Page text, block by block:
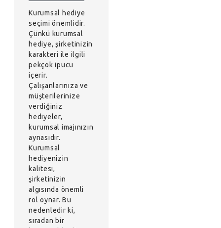
Kurumsal hediye
seçimi önemlidir.
Çünkü kurumsal
hediye, şirketinizin
karakteri ile ilgili
pekçok ipucu
içerir.
Çalışanlarınıza ve
müşterilerinize
verdiğiniz
hediyeler,
kurumsal imajınızın
aynasıdır.
Kurumsal
hediyenizin
kalitesi,
şirketinizin
algısında önemli
rol oynar. Bu
nedenledir ki,
sıradan bir